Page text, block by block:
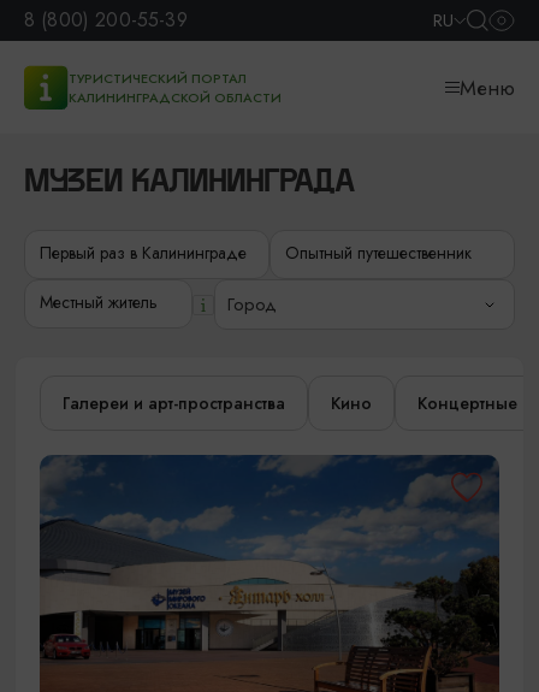
8 (800) 200-55-39 RU
ТУРИСТИЧЕСКИЙ ПОРТАЛ
КАЛИНИНГРАДСКОЙ ОБЛАСТИ
Меню
МУЗЕИ КАЛИНИНГРАДА
Первый раз в Калининграде Опытный путешественник
Местный житель Город
Галереи и арт-пространства Кино Концертные